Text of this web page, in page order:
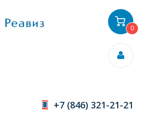
+7 (846) 321-21-21
0